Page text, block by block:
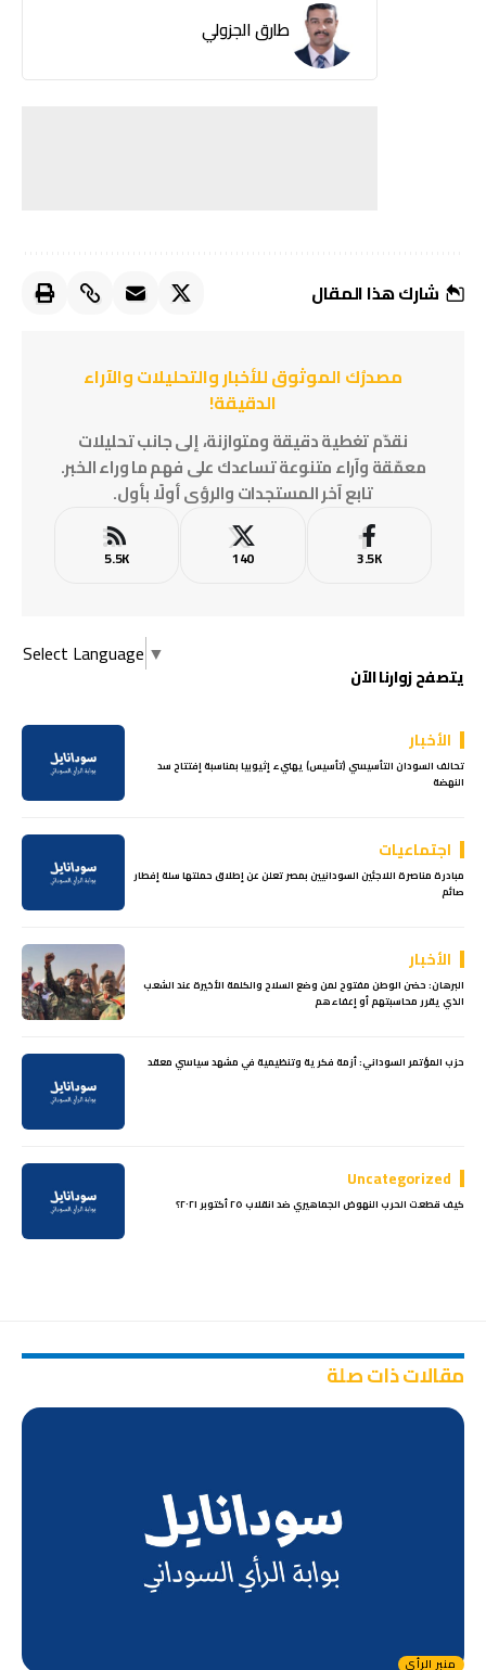
طارق الجزولي
شارك هذا المقال
مصدرُك الموثوق للأخبار والتحليلات والآراء
الدقيقة!
نقدّم تغطية دقيقة ومتوازنة، إلى جانب تحليلات
معمّقة وآراء متنوعة تساعدك على فهم ما وراء الخبر.
تابع آخر المستجدات والرؤى أولًا بأول.
3.5K
140
5.5K
Select Language ▼
يتصفح زوارنا الآن
الأخبار
تحالف السودان التأسيسي (تأسيس) يهنيء إثيوبيا بمناسبة إفتتاح سد
النهضة
اجتماعيات
مبادرة مناصرة اللاجئين السودانيين بمصر تعلن عن إطلاق حملتها سلة إفطار
صائم
الأخبار
البرهان: حضن الوطن مفتوح لمن وضع السلاح والكلمة الأخيرة عند الشعب
الذي يقرر محاسبتهم أو إعفاءهم
حزب المؤتمر السوداني: أزمة فكرية وتنظيمية في مشهد سياسي معقد
Uncategorized
كيف قطعت الحرب النهوض الجماهيري ضد انقلاب ٢٥ أكتوبر ٢٠٢١؟
مقالات ذات صلة
منبر الرأي